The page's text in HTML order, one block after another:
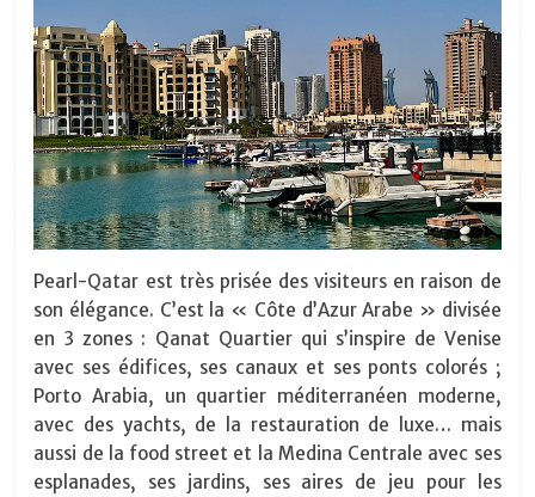
Pearl-Qatar est très prisée des visiteurs en raison de
son élégance. C’est la « Côte d’Azur Arabe » divisée
en 3 zones : Qanat Quartier qui s’inspire de Venise
avec ses édifices, ses canaux et ses ponts colorés ;
Porto Arabia, un quartier méditerranéen moderne,
avec des yachts, de la restauration de luxe… mais
aussi de la food street et la Medina Centrale avec ses
esplanades, ses jardins, ses aires de jeu pour les